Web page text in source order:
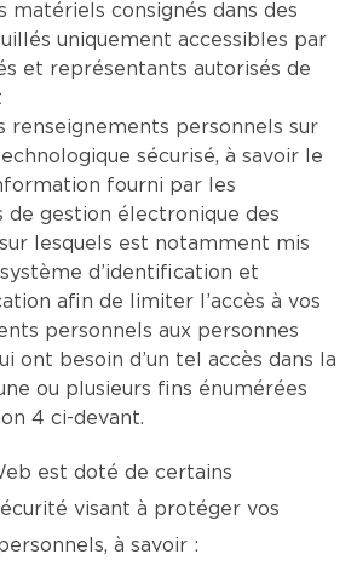
matériels consignés dans des
uniquement accessibles par
et représentants autorisés de
renseignements personnels sur
sécurisé, à savoir le
fourni par les
de gestion électronique des
lesquels est notamment mis
d’identification et
afin de limiter l’accès à vos
personnels aux personnes
ont besoin d’un tel accès dans la
ou plusieurs fins énumérées
4 ci-devant.
est doté de certains
visant à protéger vos
à savoir :